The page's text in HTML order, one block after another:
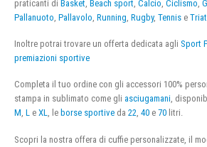
praticanti di Basket Beach sport Calcio Ciclismo
Pallanuoto Pallavolo Running Rugby, Tennis e
Inoltre potrai trovare un offerta dedicata agli Sport
premiazioni sportive
Completa il tuo ordine con gli accessori 100%
stampa in sublimato come gli asciugamani,
M, L e XL, le borse sportive da 22, 40 e 70 litri.
Scopri la nostra offera di cuffie personalizzate, il